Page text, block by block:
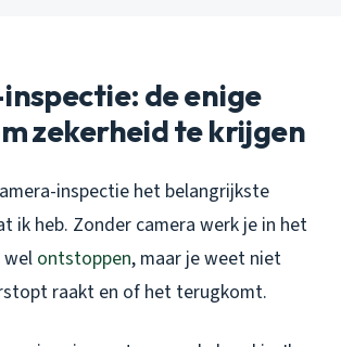
de enige
zekerheid te krijgen
inspectie het belangrijkste
ik heb. Zonder camera werk je in het
wel ontstoppen, maar je weet niet
raakt en of het terugkomt.